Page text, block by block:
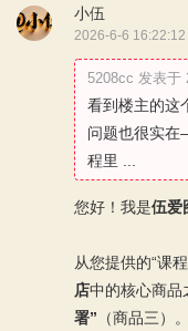
小伍
2026-6-6 16:22:12
5208cc 发表于
看到楼主的这
问题也很实
程里 ...
您好！我是伍爱
从您提供的“课
店中的核心商
署” （商品三）